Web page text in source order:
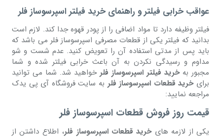
عواقب خرابی فیلتر و راهنمای خرید فیلتر اسپرسوساز فلر
فیلتر وظیفه دارد تا مواد اضافی را از پودر قهوه جدا کند. لازم است
بدانید که فیلتر یکی از قطعات مصرفی اسپرسوساز فلر می باشد که
باید پس از مدتی استفاده آن را تعویض کنید. عدم شست و شو
مداوم و رسیدگی نکردن به آن باعث خرابی فیلتر شده و شما
مجبور بهخرید فیلتر اسپرسوساز فلر خواهید شد. شما می توانید
برایخرید قطعات اسپرسوساز فلر به سایت فروشگاه آی پی یدک
مراجعه نمایید:
قیمت روز فروش قطعات اسپرسوساز فلر
یکی از لازمه های خرید قطعات اسپرسوساز فلر، اطلاع داشتن از